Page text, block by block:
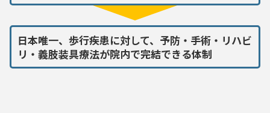
日本唯一、歩行疾患に対して、予防・手術・リハビ
リ・義肢装具療法が院内で完結できる体制